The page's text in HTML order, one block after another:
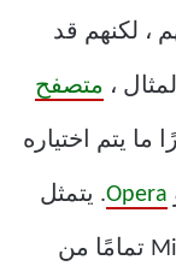
، لكنهم قد
، متصفح
ما يتم اختياره
Opera. يتمثل
الإجراء الخاص بتعطيل Microsoft Edge تمامًا من